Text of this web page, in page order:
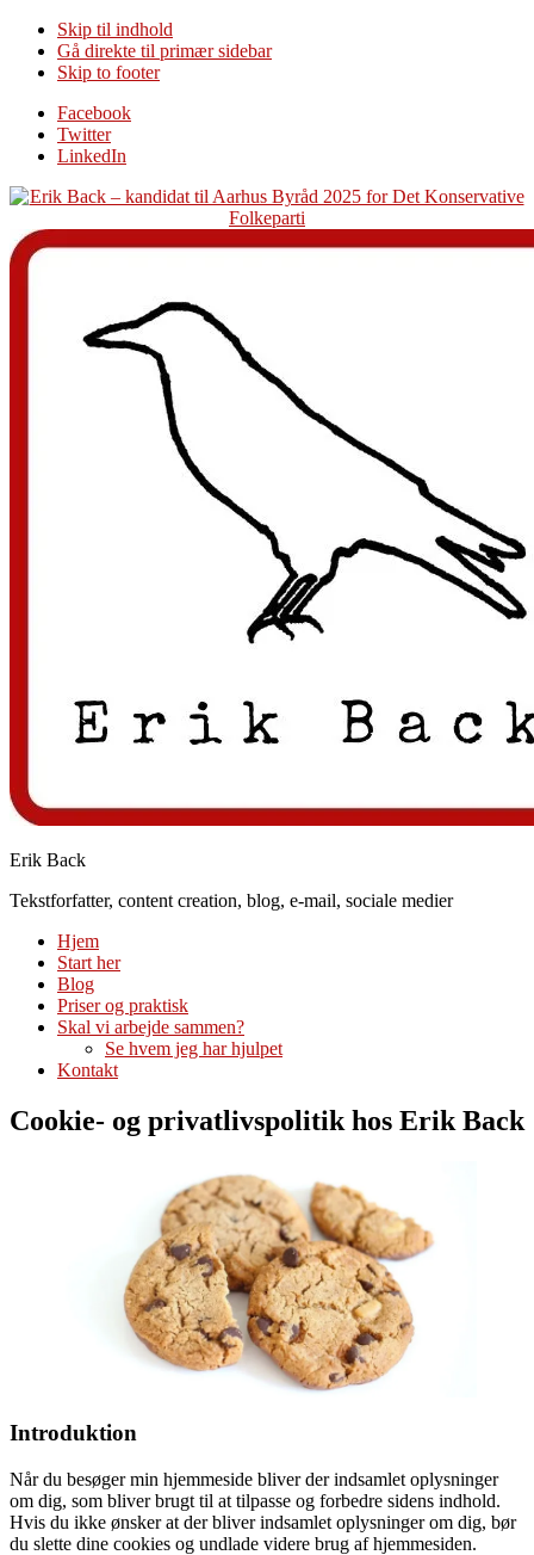
Skip til indhold
Gå direkte til primær sidebar
Skip to footer
Additional
menu
Facebook
Twitter
LinkedIn
Erik Back
Tekstforfatter, content creation, blog, e-mail, sociale medier
Hjem
Start her
Blog
Priser og praktisk
Skal vi arbejde sammen?
Se hvem jeg har hjulpet
Kontakt
Cookie- og privatlivspolitik hos Erik Back
Introduktion
Når du besøger min hjemmeside bliver der indsamlet oplysninger
om dig, som bliver brugt til at tilpasse og forbedre sidens indhold.
Hvis du ikke ønsker at der bliver indsamlet oplysninger om dig, bør
du slette dine cookies og undlade videre brug af hjemmesiden.